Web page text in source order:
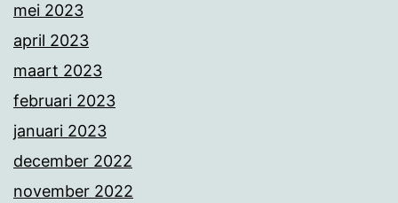
mei 2023
april 2023
maart 2023
februari 2023
januari 2023
december 2022
november 2022